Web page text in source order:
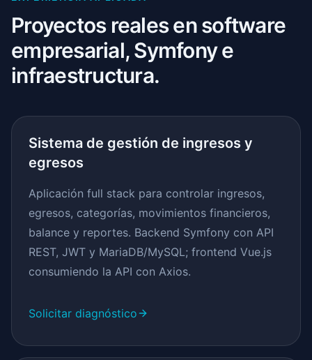
Proyectos reales en software
empresarial, Symfony e
infraestructura.
Sistema de gestión de ingresos y
egresos
Aplicación full stack para controlar ingresos,
egresos, categorías, movimientos financieros,
balance y reportes. Backend Symfony con API
REST, JWT y MariaDB/MySQL; frontend Vue.js
consumiendo la API con Axios.
Solicitar diagnóstico